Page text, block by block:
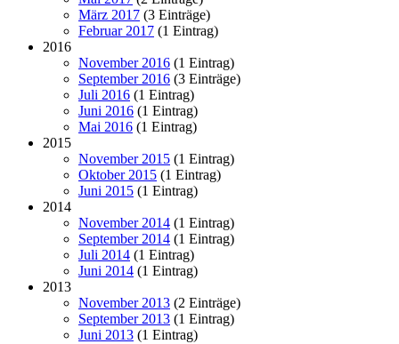
März 2017 (3 Einträge)
Februar 2017 (1 Eintrag)
2016
November 2016 (1 Eintrag)
September 2016 (3 Einträge)
Juli 2016 (1 Eintrag)
Juni 2016 (1 Eintrag)
Mai 2016 (1 Eintrag)
2015
November 2015 (1 Eintrag)
Oktober 2015 (1 Eintrag)
Juni 2015 (1 Eintrag)
2014
November 2014 (1 Eintrag)
September 2014 (1 Eintrag)
Juli 2014 (1 Eintrag)
Juni 2014 (1 Eintrag)
2013
November 2013 (2 Einträge)
September 2013 (1 Eintrag)
Juni 2013 (1 Eintrag)